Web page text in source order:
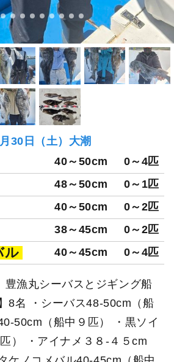
30日（土）大潮
40～50cm 0～4匹
48～50cm 0～1匹
40～50cm 0～2匹
38～45cm 0～2匹
ル 40～45cm 0～4匹
豊漁丸シーバスとジギング船
8名 ・シーバス48-50cm（船
50cm（船中９匹） ・黒ソイ
） ・アイナメ３８-４５cm